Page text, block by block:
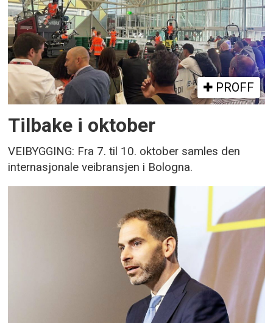
PROFF
Tilbake i oktober
VEIBYGGING: Fra 7. til 10. oktober samles den
internasjonale veibransjen i Bologna.